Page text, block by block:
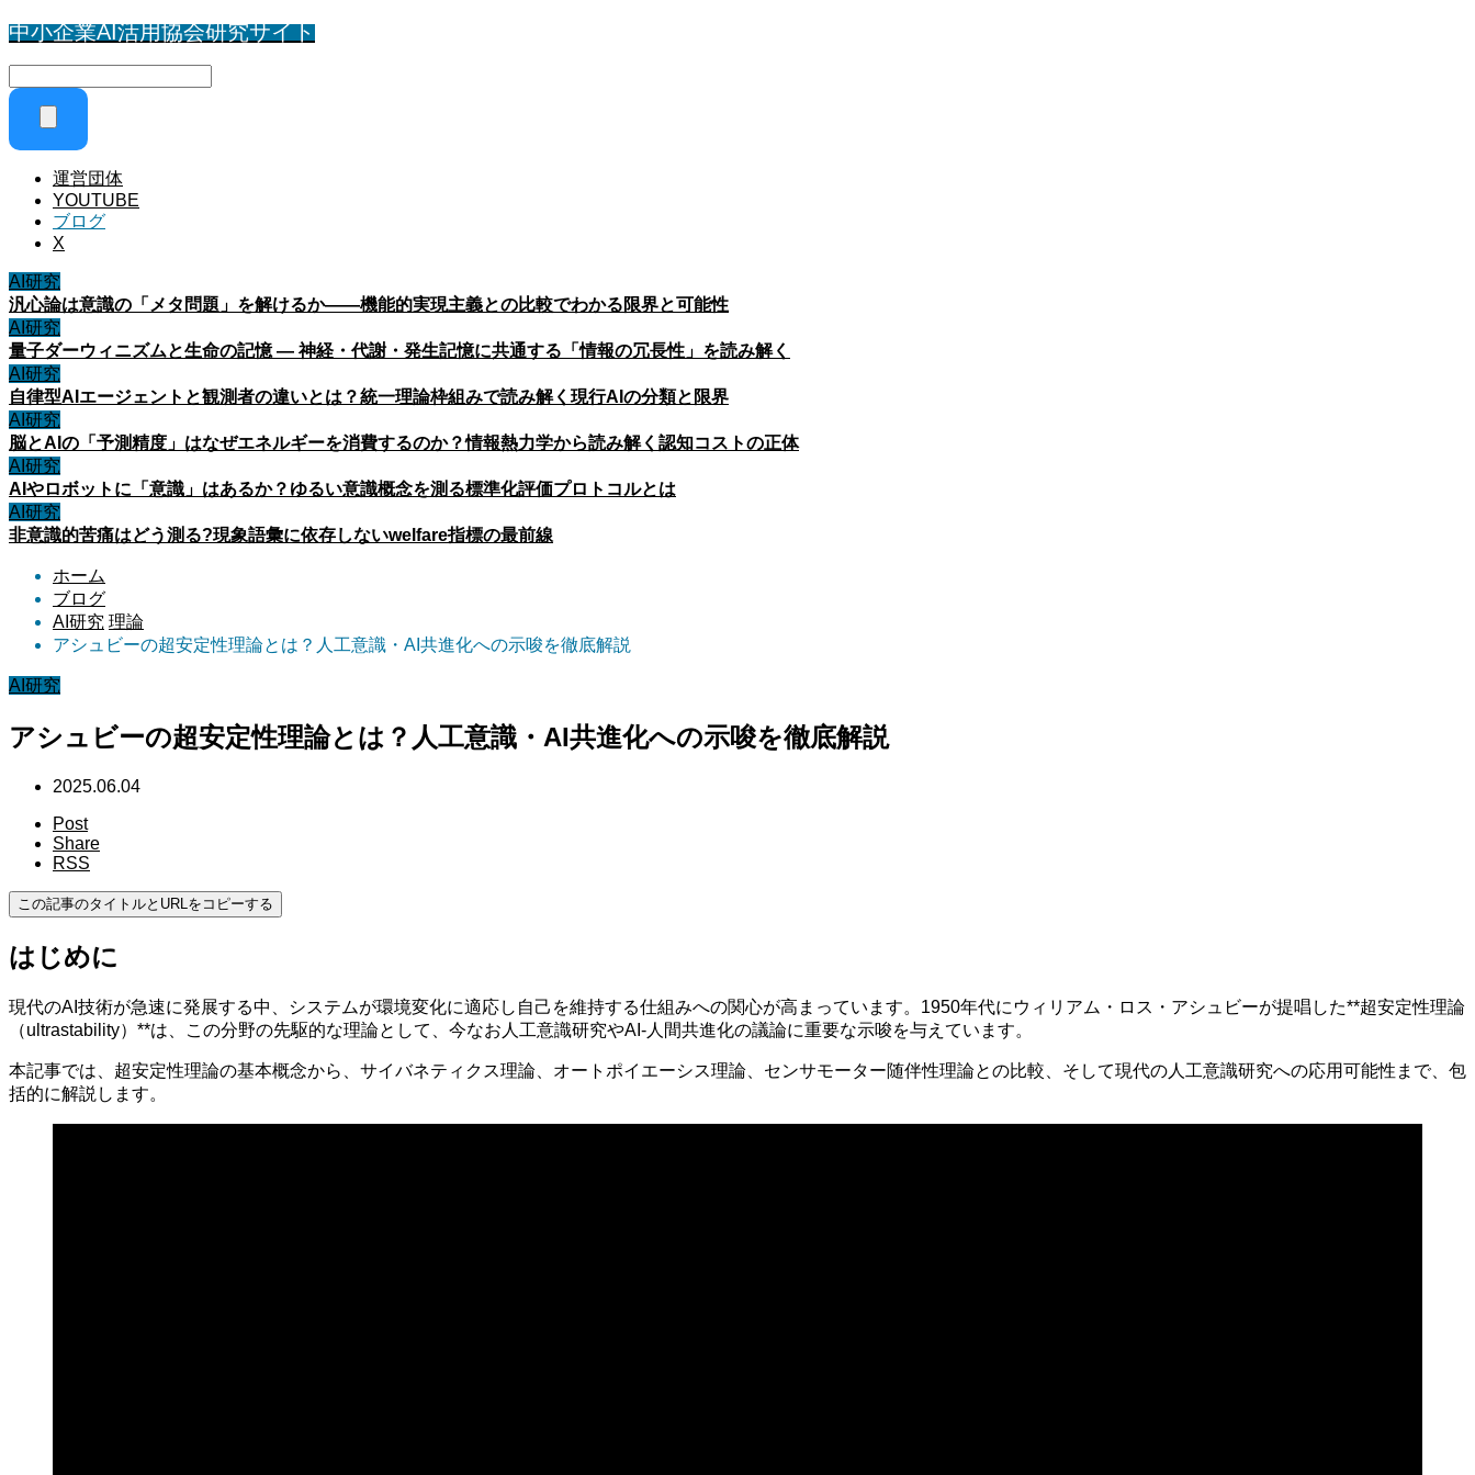
中小企業AI活用協会研究サイト
運営団体
YOUTUBE
ブログ
X
AI研究
汎心論は意識の「メタ問題」を解けるか——機能的実現主義との比較でわかる限界と可能性
AI研究
量子ダーウィニズムと生命の記憶 ― 神経・代謝・発生記憶に共通する「情報の冗長性」を読み解く
AI研究
自律型AIエージェントと観測者の違いとは？統一理論枠組みで読み解く現行AIの分類と限界
AI研究
脳とAIの「予測精度」はなぜエネルギーを消費するのか？情報熱力学から読み解く認知コストの正体
AI研究
AIやロボットに「意識」はあるか？ゆるい意識概念を測る標準化評価プロトコルとは
AI研究
非意識的苦痛はどう測る?現象語彙に依存しないwelfare指標の最前線
ホーム
ブログ
AI研究 理論
アシュビーの超安定性理論とは？人工意識・AI共進化への示唆を徹底解説
AI研究
アシュビーの超安定性理論とは？人工意識・AI共進化への示唆を徹底解説
2025.06.04
Post
Share
RSS
この記事のタイトルとURLをコピーする
はじめに
現代のAI技術が急速に発展する中、システムが環境変化に適応し自己を維持する仕組みへの関心が高まっています。1950年代にウィリアム・ロス・アシュビーが提唱した**超安定性理論
（ultrastability）**は、この分野の先駆的な理論として、今なお人工意識研究やAI-人間共進化の議論に重要な示唆を与えています。
本記事では、超安定性理論の基本概念から、サイバネティクス理論、オートポイエーシス理論、センサモーター随伴性理論との比較、そして現代の人工意識研究への応用可能性まで、包
括的に解説します。